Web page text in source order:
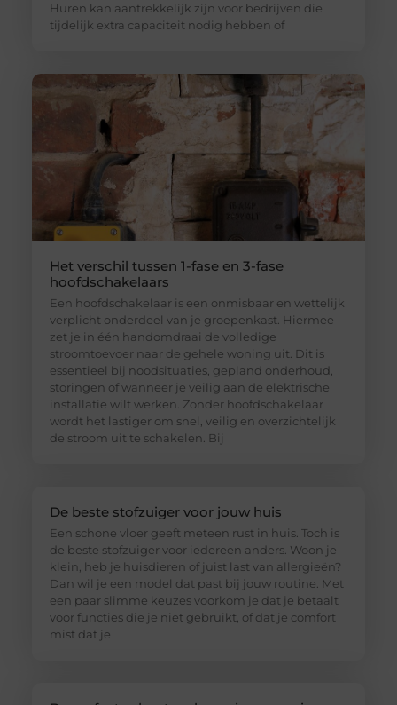
Huren kan aantrekkelijk zijn voor bedrijven die
tijdelijk extra capaciteit nodig hebben of
Het verschil tussen 1-fase en 3-fase
hoofdschakelaars
Een hoofdschakelaar is een onmisbaar en wettelijk
verplicht onderdeel van je groepenkast. Hiermee
zet je in één handomdraai de volledige
stroomtoevoer naar de gehele woning uit. Dit is
essentieel bij noodsituaties, gepland onderhoud,
storingen of wanneer je veilig aan de elektrische
installatie wilt werken. Zonder hoofdschakelaar
wordt het lastiger om snel, veilig en overzichtelijk
de stroom uit te schakelen. Bij
De beste stofzuiger voor jouw huis
Een schone vloer geeft meteen rust in huis. Toch is
de beste stofzuiger voor iedereen anders. Woon je
klein, heb je huisdieren of juist last van allergieën?
Dan wil je een model dat past bij jouw routine. Met
een paar slimme keuzes voorkom je dat je betaalt
voor functies die je niet gebruikt, of dat je comfort
mist dat je